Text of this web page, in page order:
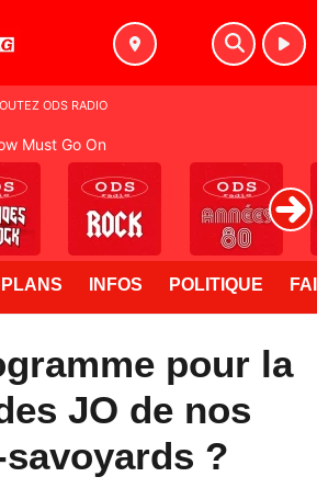
INFOS POLITIQUE
pour la
JO de nos
?
ODS RADIO
Must Go On